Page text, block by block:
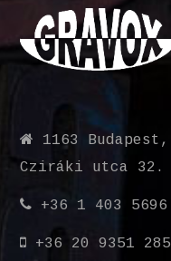
1163 Budapest,
Cziráki utca 32.
+36 1 403 5696
+36 20 9351 285